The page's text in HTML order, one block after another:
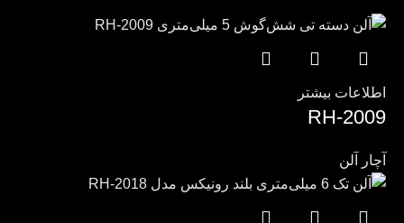
اطلاعات بیشتر
RH-2009
آچار آلن